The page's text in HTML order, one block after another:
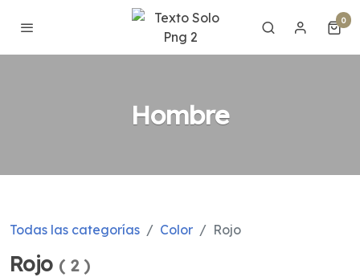
0
Hombre
Todas las categorías Color Rojo
Rojo ( 2 )